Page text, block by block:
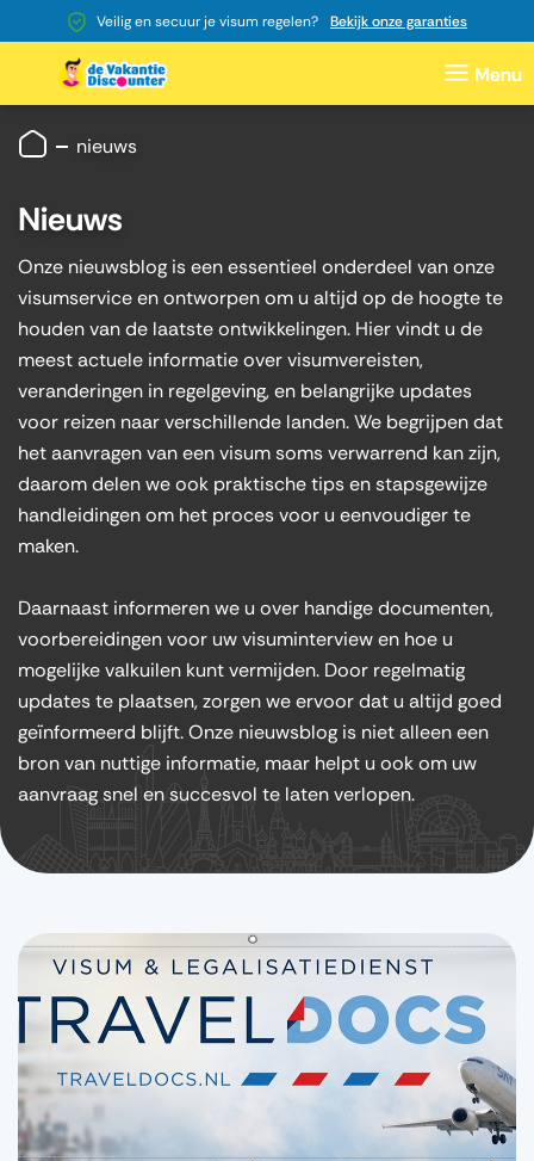
Veilig en secuur je visum regelen? Bekijk onze garanties
nieuws
Nieuws
Onze nieuwsblog is een essentieel onderdeel van onze
visumservice en ontworpen om u altijd op de hoogte te
houden van de laatste ontwikkelingen. Hier vindt u de
meest actuele informatie over visumvereisten,
veranderingen in regelgeving, en belangrijke updates
voor reizen naar verschillende landen. We begrijpen dat
het aanvragen van een visum soms verwarrend kan zijn,
daarom delen we ook praktische tips en stapsgewijze
handleidingen om het proces voor u eenvoudiger te
maken.
Daarnaast informeren we u over handige documenten,
voorbereidingen voor uw visuminterview en hoe u
mogelijke valkuilen kunt vermijden. Door regelmatig
updates te plaatsen, zorgen we ervoor dat u altijd goed
geïnformeerd blijft. Onze nieuwsblog is niet alleen een
bron van nuttige informatie, maar helpt u ook om uw
aanvraag snel en succesvol te laten verlopen.